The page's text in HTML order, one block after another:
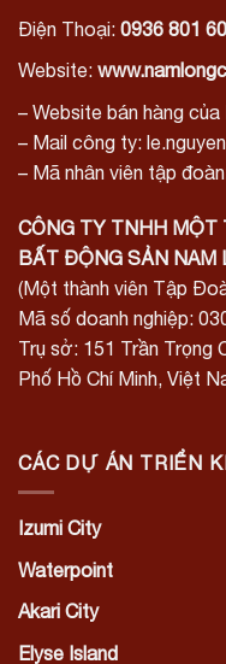
Điện Thoại: 0936 801
Website:
– Website bán hàng
– Mail công ty:
– Mã nhân viên tập
CÔNG TY TNHH MỘT
BẤT ĐỘNG SẢN NAM
(Một thành viên Tập
Mã số doanh nghiệp:
Trụ sở: 151 Trần Trọng
Phố Hồ Chí Minh, Việt
CÁC DỰ ÁN TRIỂN
Izumi City
Waterpoint
Akari City
Elyse Island